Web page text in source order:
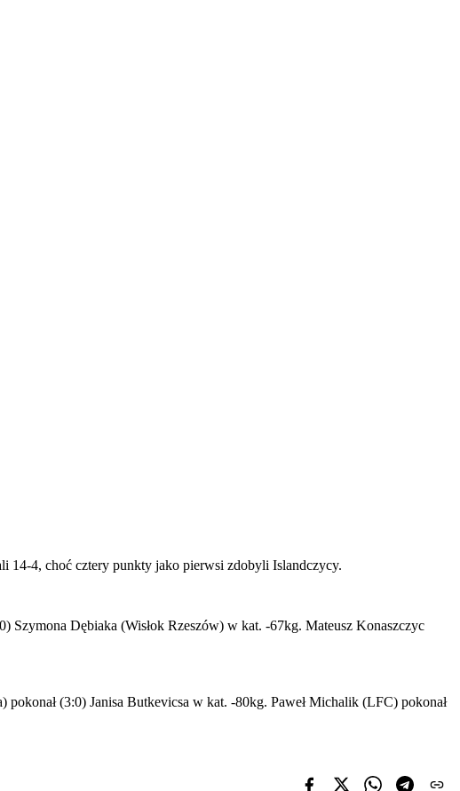
14-4, choć cztery punkty jako pierwsi zdobyli Islandczycy.
Dębiaka (Wisłok Rzeszów) w kat. -67kg. Mateusz Konaszczyc
(3:0) Janisa Butkevicsa w kat. -80kg. Paweł Michalik (LFC) pokonał